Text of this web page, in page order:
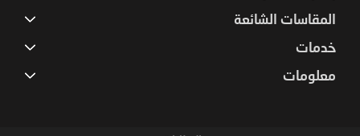
المقاسات الشائعة
خدمات
معلومات